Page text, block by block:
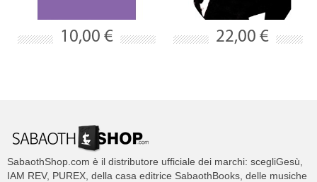
10,00 € 22,00 €
SabaothShop.com è il distributore ufficiale dei marchi: scegliGesù,
IAM REV, PUREX, della casa editrice SabaothBooks, delle musiche